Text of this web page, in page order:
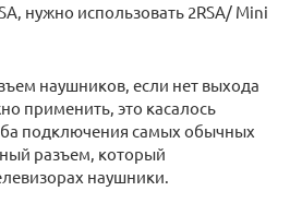
нужно использовать 2RSA/ Mini
наушников, если нет выхода
применить, это касалось
подключения самых обычных
разъем, который
наушники.